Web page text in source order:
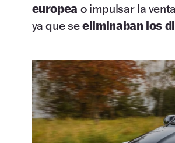
europea o impulsar la
ya que seeliminaban los